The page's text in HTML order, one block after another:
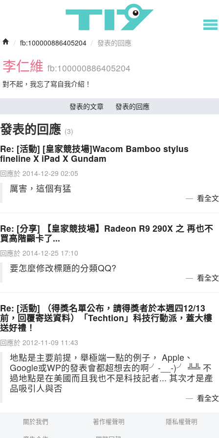
/ fb:100000886405204 / 發表的回應
李仁維 fb:100000886405204
對不起，我忘了寫自我介紹！
發表的文章 發表的回應
發表的回應 (3)
Re: [活動] [皇家競技場]Wacom Bamboo stylus
fineline X iPad X Gundam
回應於 2014-12-29 02:05
厲害，這個有猛
看全文
Re: [分享] 【皇家競技場】Radeon R9 290X 之 再也不
買高階顯卡了...
回應於 2014-12-25 17:10
要怎麼修改標題的分類QQ?
看全文
Re: [活動] （得獎名單公布，請得獎者於本週四12/13
前，回覆寄送資料）「Techtion」科技行動派，蓋大樓
送好禮！
回應於 2012-11-09 11:43
地點是主要前提，舉極端一點的例子， Apple、
Google或WP的發表會都超想去的啊╯-__-)╯ ╩╩ 不
過地點是在美國而且我也不是科技記者... 其次才是產
品吸引人與否
看全文
關於我們 著作權聲明
隱私權聲明